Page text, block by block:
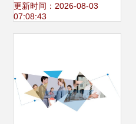
歌翻译发起挑战
更新时间：2026-08-03
07:08:43